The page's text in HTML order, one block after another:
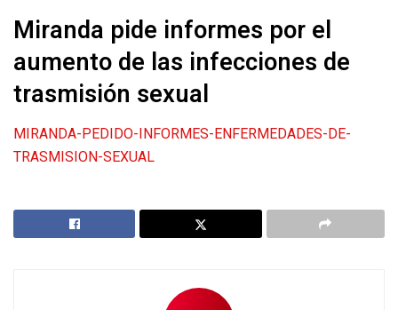
Miranda pide informes por el
aumento de las infecciones de
trasmisión sexual
MIRANDA-PEDIDO-INFORMES-ENFERMEDADES-DE-
TRASMISION-SEXUAL